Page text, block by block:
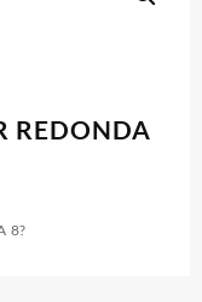
REDONDA
8?